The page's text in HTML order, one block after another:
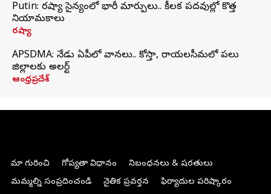
Putin: రష్యా సైన్యంలో భారీ మార్పులు.. కీలక పదవుల్లో కొత్త
నియామకాలు
రష్యా
APSDMA: నేడు ఏపీలో వానలు.. కోస్తా, రాయలసీమలో పలు
జిల్లాలకు అలర్ట్
ఆంధ్రప్రదేశ్
మా గురించి గోప్యతా విధానం
నిబంధనలు & షరతులు
మమ్మల్ని సంప్రదించండి
నైతిక ప్రవర్తన
ఫిర్యాదుల పరిష్కారం